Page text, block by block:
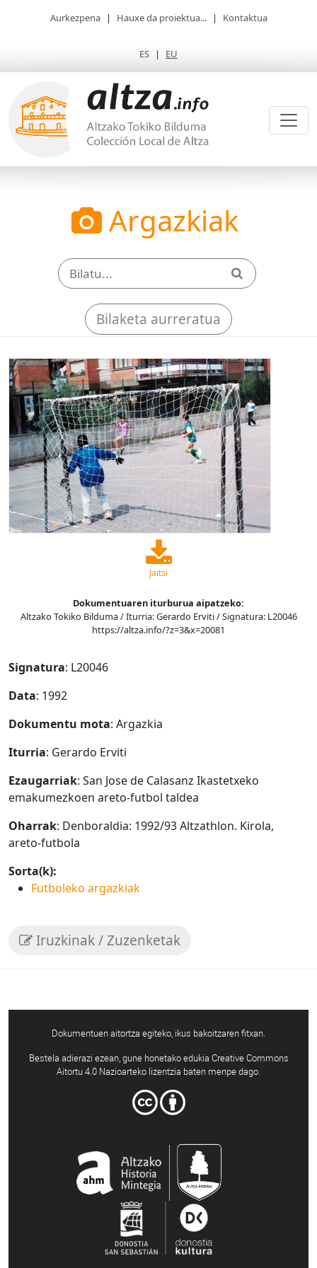
Aurkezpena | Hauxe da proiektua... | Kontaktua
ES | EU
Argazkiak
Bilaketa aurreratua
Jaitsi
Dokumentuaren iturburua aipatzeko:
Altzako Tokiko Bilduma / Iturria: Gerardo Erviti / Signatura: L20046
https://altza.info/?z=3&x=20081
Signatura: L20046
Data: 1992
Dokumentu mota: Argazkia
Iturria: Gerardo Erviti
Ezaugarriak: San Jose de Calasanz Ikastetxeko
emakumezkoen areto-futbol taldea
Oharrak: Denboraldia: 1992/93 Altzathlon. Kirola,
areto-futbola
Sorta(k):
Futboleko argazkiak
Iruzkinak / Zuzenketak
Dokumentuen aitortza egiteko, ikus bakoitzaren fitxan.
Bestela adierazi ezean, gune honetako edukia Creative Commons
Aitortu 4.0 Nazioarteko lizentzia baten menpe dago.